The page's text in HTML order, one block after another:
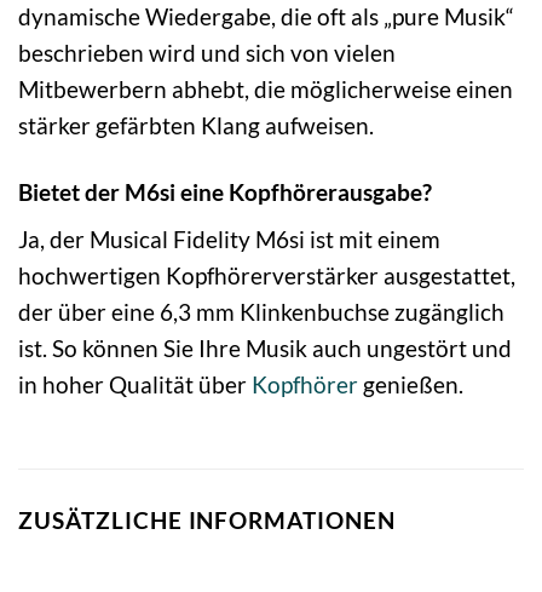
dynamische Wiedergabe, die oft als „pure Musik“
beschrieben wird und sich von vielen
Mitbewerbern abhebt, die möglicherweise einen
stärker gefärbten Klang aufweisen.
Bietet der M6si eine Kopfhörerausgabe?
Ja, der Musical Fidelity M6si ist mit einem
hochwertigen Kopfhörerverstärker ausgestattet,
der über eine 6,3 mm Klinkenbuchse zugänglich
ist. So können Sie Ihre Musik auch ungestört und
in hoher Qualität über Kopfhörer genießen.
ZUSÄTZLICHE INFORMATIONEN